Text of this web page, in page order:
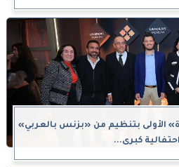
الأولى بتنظيم من «بزنس بالعربي»
كبرى...